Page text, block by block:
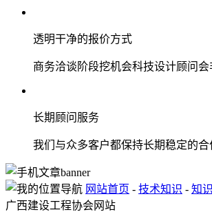
透明干净的报价方式
商务洽谈阶段挖机会科技设计顾问
长期顾问服务
我们与众多客户都保持长期稳定的
网站首页 - 技术知识 - 知
广西建设工程协会网站